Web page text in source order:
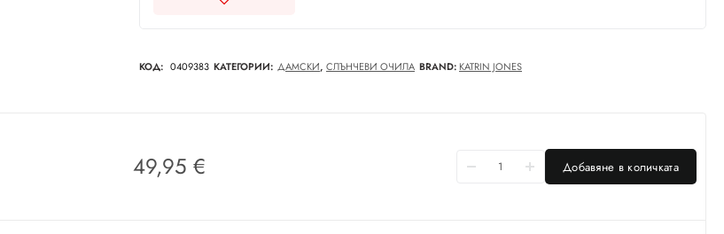
КОД: 0409383 КАТЕГОРИИ: ДАМСКИ, СЛЪНЧЕВИ ОЧИЛА BRAND: KATRIN JONES
49,95 € Добавяне в количката